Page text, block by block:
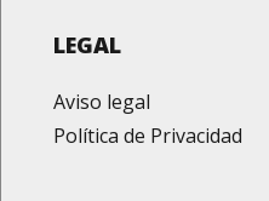
LEGAL
Aviso legal
Política de Privacidad